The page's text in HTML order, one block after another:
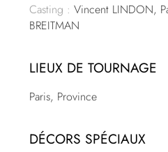
Casting : Vincent LINDON,
BREITMAN
LIEUX DE TOURNAGE
Paris, Province
DÉCORS SPÉCIAUX